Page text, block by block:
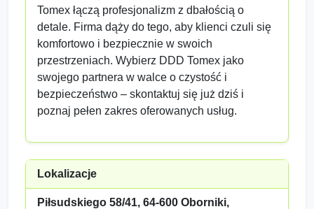
Tomex łączą profesjonalizm z dbałością o
detale. Firma dąży do tego, aby klienci czuli się
komfortowo i bezpiecznie w swoich
przestrzeniach. Wybierz DDD Tomex jako
swojego partnera w walce o czystość i
bezpieczeństwo – skontaktuj się już dziś i
poznaj pełen zakres oferowanych usług.
Lokalizacje
Piłsudskiego 58/41, 64-600 Oborniki,